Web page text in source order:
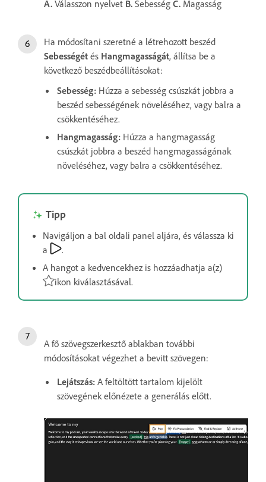
A. Válasszon nyelvet B. Sebesség C. Magasság
Ha módosítani szeretné a létrehozott beszéd
Sebességét és Hangmagasságát, állítsa be a
következő beszédbeállításokat:
Sebesség: Húzza a sebesség csúszkát jobbra a
beszéd sebességének növeléséhez, vagy balra a
csökkentéséhez.
Hangmagasság: Húzza a hangmagasság
csúszkát jobbra a beszéd hangmagasságának
növeléséhez, vagy balra a csökkentéséhez.
Tipp
Navigáljon a bal oldali panel aljára, és válassza ki
a
.
A hangot a kedvencekhez is hozzáadhatja a(z)
ikon kiválasztásával.
A fő szövegszerkesztő ablakban további
módosításokat végezhet a bevitt szövegen:
Lejátszás: A feltöltött tartalom kijelölt
szövegének előnézete a generálás előtt.